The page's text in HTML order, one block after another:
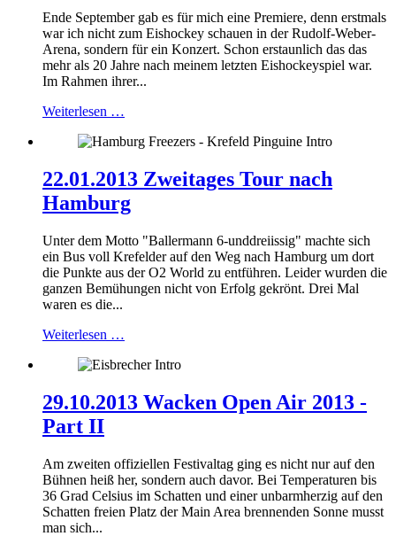
Ende September gab es für mich eine Premiere, denn erstmals
war ich nicht zum Eishockey schauen in der Rudolf-Weber-
Arena, sondern für ein Konzert. Schon erstaunlich das das
mehr als 20 Jahre nach meinem letzten Eishockeyspiel war.
Im Rahmen ihrer...
Weiterlesen …
22.01.2013 Zweitages Tour nach
Hamburg
Unter dem Motto "Ballermann 6-unddreiissig" machte sich
ein Bus voll Krefelder auf den Weg nach Hamburg um dort
die Punkte aus der O2 World zu entführen. Leider wurden die
ganzen Bemühungen nicht von Erfolg gekrönt. Drei Mal
waren es die...
Weiterlesen …
29.10.2013 Wacken Open Air 2013 -
Part II
Am zweiten offiziellen Festivaltag ging es nicht nur auf den
Bühnen heiß her, sondern auch davor. Bei Temperaturen bis
36 Grad Celsius im Schatten und einer unbarmherzig auf den
Schatten freien Platz der Main Area brennenden Sonne musst
man sich...